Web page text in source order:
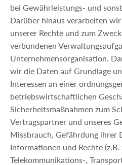
bei Gewährleistungs- und
Darüber hinaus verarbeiten
unserer Rechte und zum
verbundenen
Unternehmensorganisation.
wir die Daten auf Grundlage
Interessen an einer
betriebswirtschaftlichen
Sicherheitsmaßnahmen zum
Vertragspartner und unseres
Missbrauch, Gefährdung ihrer
Informationen und Rechte
Telekommunikations-,